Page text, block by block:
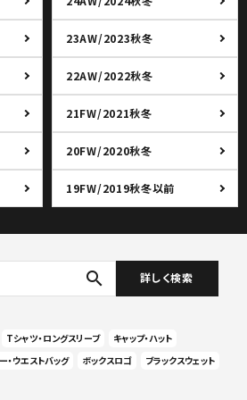
23AW/2023秋冬
22AW/2022秋冬
21FW/2021秋冬
20FW/2020秋冬
19FW/2019秋冬以前
search 詳しく検索
Tシャツ・ロングスリーブ
キャップ・ハット
・ウエストバッグ ボックスロゴ ブラックスウェット